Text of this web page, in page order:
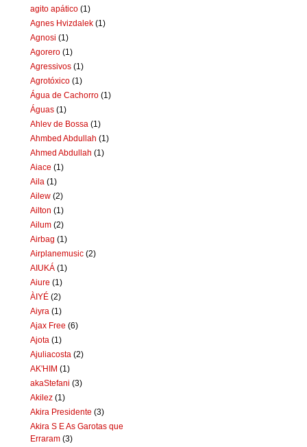
agito apático (1)
Agnes Hvizdalek (1)
Agnosi (1)
Agorero (1)
Agressivos (1)
Agrotóxico (1)
Água de Cachorro (1)
Águas (1)
Ahlev de Bossa (1)
Ahmbed Abdullah (1)
Ahmed Abdullah (1)
Aiace (1)
Aila (1)
Ailew (2)
Ailton (1)
Ailum (2)
Airbag (1)
Airplanemusic (2)
AIUKÁ (1)
Aiure (1)
ÀIYÉ (2)
Aiyra (1)
Ajax Free (6)
Ajota (1)
Ajuliacosta (2)
AK'HIM (1)
akaStefani (3)
Akilez (1)
Akira Presidente (3)
Akira S E As Garotas que
Erraram (3)